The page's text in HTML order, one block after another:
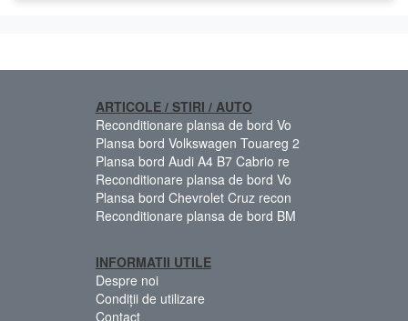
ARTICOLE / STIRI / AUTO
Reconditionare plansa de bord Vo
Plansa bord Volkswagen Touareg 2
Plansa bord Audi A4 B7 Cabrio re
Reconditionare plansa de bord Vo
Plansa bord Chevrolet Cruz recon
Reconditionare plansa de bord BM
INFORMATII UTILE
Despre noi
Condiții de utilizare
Contact